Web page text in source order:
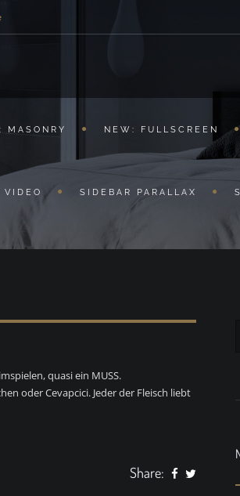
MASONRY NEW: FULLSCREEN
VIDEO SIDEBAR PARALLAX
quasi ein MUSS.
oder Cevapcici. Jeder der Fleisch liebt
Share: